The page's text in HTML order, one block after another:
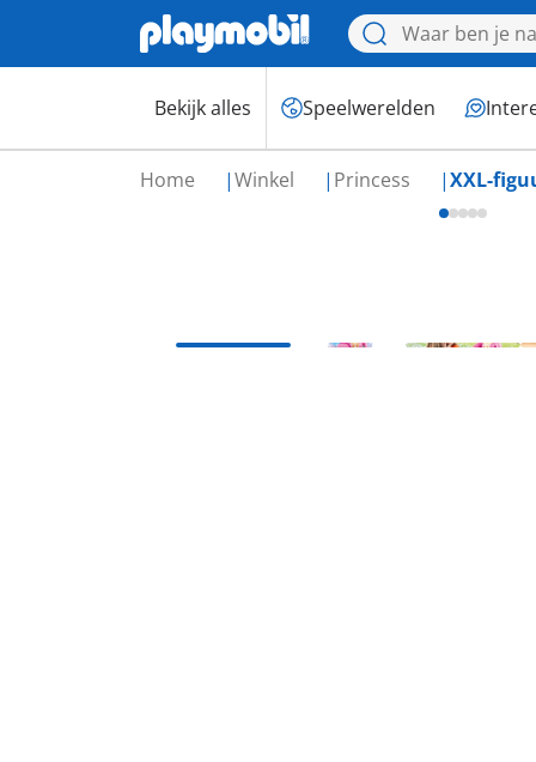
Bekijk alles Speelwerelden
Home Winkel Princess XXL-